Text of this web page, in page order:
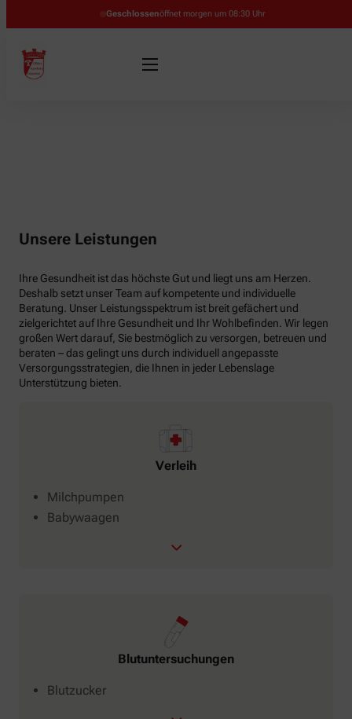
Geschlossenöffnet morgen um 08:30 Uhr
Unsere Leistungen
Ihre Gesundheit ist das höchste Gut und liegt uns am Herzen.
Deshalb setzt unser Team auf kompetente und individuelle
Beratung. Unser Leistungsspektrum ist breit gefächert und
zielgerichtet auf Ihre Gesundheit und Ihr Wohlbefinden. Wir legen
großen Wert darauf, Sie bestmöglich zu versorgen, betreuen und
beraten – das gelingt uns durch individuell angepasste
Versorgungsstrategien, die Ihnen in jeder Lebenslage
Unterstützung bieten.
Verleih
Milchpumpen
Babywaagen
Blutuntersuchungen
Blutzucker